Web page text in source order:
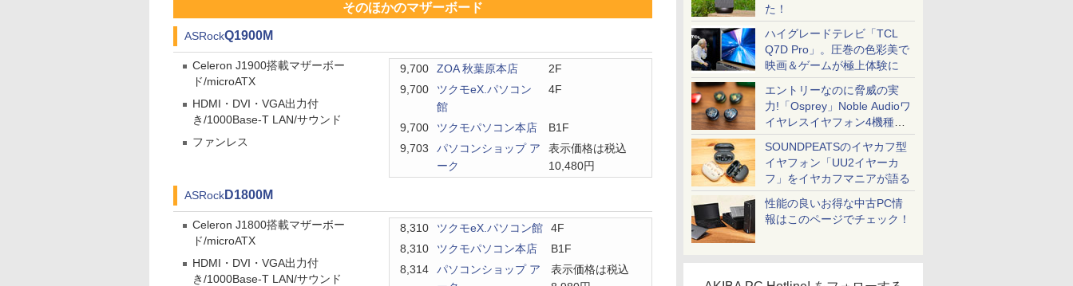
た！
ハイグレードテレビ「TCL
Q7D Pro」。圧巻の色彩美で
映画＆ゲームが極上体験に
エントリーなのに脅威の実
力!「Osprey」Noble Audioワ
イヤレスイヤフォン4機種を
一気に聴く
SOUNDPEATSのイヤカフ型
イヤフォン「UU2イヤーカ
フ」をイヤカフマニアが語る
性能の良いお得な中古PC情
報はこのページでチェック！
そのほかのマザーボード
ASRockQ1900M
Celeron J1900搭載マザーボー
ド/microATX
HDMI・DVI・VGA出力付
き/1000Base-T LAN/サウンド
ファンレス
9,700 ZOA 秋葉原本店
2F
9,700
ツクモeX.パソコン
館
4F
9,700 ツクモパソコン本店
B1F
9,703
パソコンショップ ア
ーク
表示価格は税込
10,480円
ASRock D1800M
Celeron J1800搭載マザーボー
ド/microATX
HDMI・DVI・VGA出力付
き/1000Base-T LAN/サウンド
8,310 ツクモeX.パソコン館
4F
8,310
ツクモパソコン本店
B1F
8,314
パソコンショップ ア
表示価格は税込